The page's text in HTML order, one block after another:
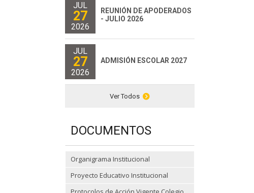
JUL
27
2026
REUNIÓN DE APODERADOS
- JULIO 2026
JUL
27
2026
ADMISIÓN ESCOLAR 2027
Ver Todos
DOCUMENTOS
Organigrama Institucional
Proyecto Educativo Institucional